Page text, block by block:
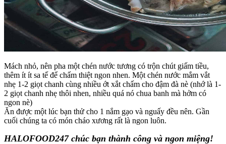
Mách nhỏ, nên pha một chén nước tương có trộn chút giấm tiều,
thêm ít ít sa tế để chấm thiệt ngon nhen. Một chén nước mắm vắt
nhẹ 1-2 giọt chanh cùng nhiều ớt xắt chấm cho đậm đà nè (nhớ là 1-
2 giọt chanh nhẹ thôi nhen, nhiều quá nó chua banh mà hởm có
ngon nè)
Ăn được một lúc bạn thử cho 1 nắm gạo và nguấy đều nên. Gần
cuối chúng ta có món cháo xương rất là ngon luôn.
HALOFOOD247 chúc bạn thành công và ngon miệng!